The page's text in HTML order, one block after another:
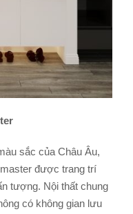
sắc của Châu Âu,
được trang trí
tượng. Nội thất chung
có không gian lưu